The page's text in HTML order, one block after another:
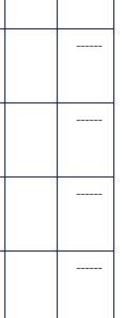
------
------
------
------